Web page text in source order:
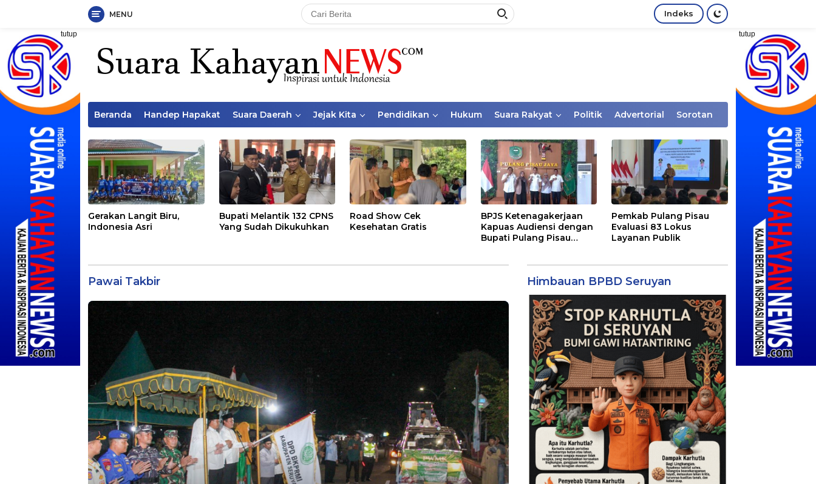
Langsung
konten
MENU Indeks
tutup tutup
Beranda Handep Hapakat Suara Daerah Jejak Kita Pendidikan Hukum Suara Rakyat Politik Advertorial Sorotan
Gerakan Langit Biru,
Indonesia Asri
Bupati Melantik 132 CPNS
Yang Sudah Dikukuhkan
Road Show Cek
Kesehatan Gratis
BPJS Ketenagakerjaan
Kapuas Audiensi dengan
Bupati Pulang Pisau
Pemkab Pulang Pisau
Evaluasi 83 Lokus
Layanan Publik
Pawai Takbir Himbauan BPBD Seruyan